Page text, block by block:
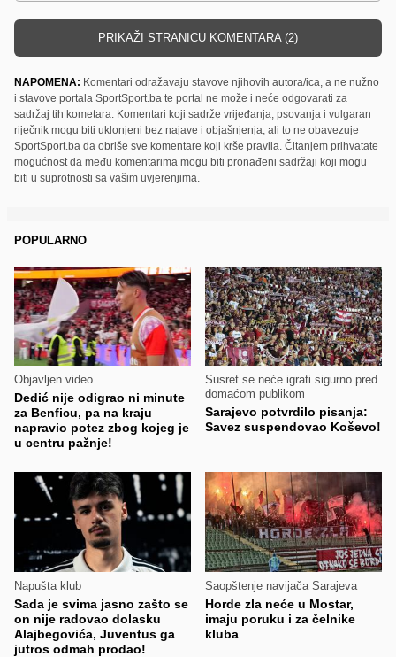
PRIKAŽI STRANICU KOMENTARA (2)
NAPOMENA: Komentari odražavaju stavove njihovih autora/ica, a ne nužno
i stavove portala SportSport.ba te portal ne može i neće odgovarati za
sadržaj tih kometara. Komentari koji sadrže vrijeđanja, psovanja i vulgaran
riječnik mogu biti uklonjeni bez najave i objašnjenja, ali to ne obavezuje
SportSport.ba da obriše sve komentare koji krše pravila. Čitanjem prihvatate
mogućnost da među komentarima mogu biti pronađeni sadržaji koji mogu
biti u suprotnosti sa vašim uvjerenjima.
POPULARNO
Objavljen video
Dedić nije odigrao ni minute
za Benficu, pa na kraju
napravio potez zbog kojeg je
u centru pažnje!
Susret se neće igrati sigurno pred
domaćom publikom
Sarajevo potvrdilo pisanja:
Savez suspendovao Koševo!
Napušta klub
Sada je svima jasno zašto se
on nije radovao dolasku
Alajbegovića, Juventus ga
jutros odmah prodao!
Saopštenje navijača Sarajeva
Horde zla neće u Mostar,
imaju poruku i za čelnike
kluba